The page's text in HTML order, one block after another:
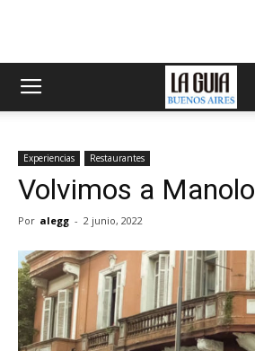
Experiencias Restaurantes
Volvimos a Manolo
Por alegg - 2 junio, 2022